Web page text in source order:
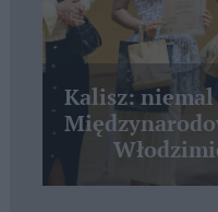
Kalisz: